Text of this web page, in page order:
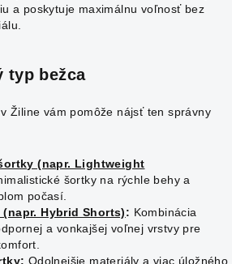
a poskytuje maximálnu voľnosť bez
typ bežca
Žiline vám pomôže nájsť ten správny
(napr. Lightweight
šortky na rýchle behy a
počasí.
(napr. Hybrid Shorts): Kombinácia
a vonkajšej voľnej vrstvy pre
Odolnejšie materiály a viac úložného